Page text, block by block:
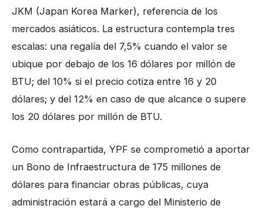
JKM (Japan Korea Marker), referencia de los
mercados asiáticos. La estructura contempla tres
escalas: una regalía del 7,5% cuando el valor se
ubique por debajo de los 16 dólares por millón de
BTU; del 10% si el precio cotiza entre 16 y 20
dólares; y del 12% en caso de que alcance o supere
los 20 dólares por millón de BTU.
Como contrapartida, YPF se comprometió a aportar
un Bono de Infraestructura de 175 millones de
dólares para financiar obras públicas, cuya
administración estará a cargo del Ministerio de